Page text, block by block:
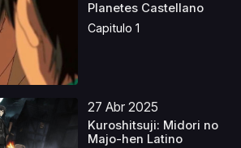
Planetes Castellano
Capitulo 1
27 Abr 2025
Kuroshitsuji: Midori no
Majo-hen Latino